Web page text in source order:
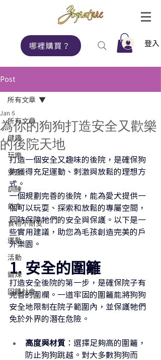
哪裡購買？ 登入
Post
所有文章
健康
玩樂
安全
訓練
飲食
食物不耐受
運動
活動
鍛煉
回饋社會
所有文章
為你的狗狗打造安全又歡樂
的後院天地
Jan 6
打造一個安全又趣味的後院，是確保狗
狗獲得充足運動、刺激與放鬆的理想方
式。
一個規劃完善的後院，能為愛犬提供一
個可以玩耍、探索和放鬆的專屬空間，
同時保障牠們的安全與保護。以下是一
些實用建議，助您為毛孩創造完美的戶
外樂園。
1. 安全的圍籬
打造安全後院的第一步，是確保院子有
完善的圍欄。一道牢固的圍籬能將狗狗
安全地限制在院子範圍內，並保護牠們
免於外界的潛在危險。
高度與材質 ：選擇足夠高的圍籬，
防止狗狗跳越。對大多數狗狗而